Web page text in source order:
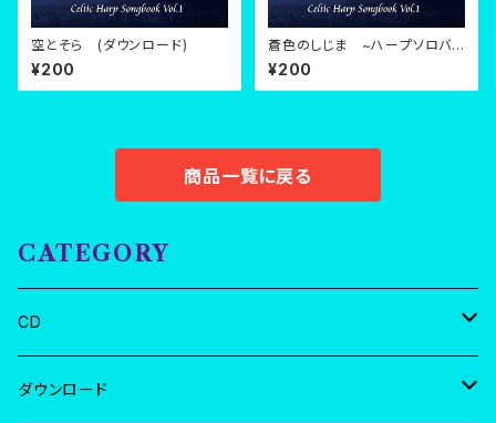
空とそら (ダウンロード)
¥200
蒼色のしじま ~ハープソロバ
ージョン~ (ダウンロード)
¥200
商品一覧に戻る
CATEGORY
CD
坂上真清ソロ
ダウンロード